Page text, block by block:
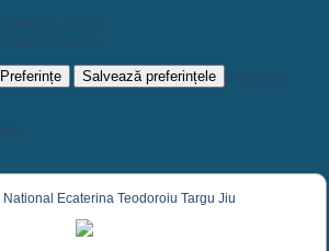
Preferințe Salvează preferințele